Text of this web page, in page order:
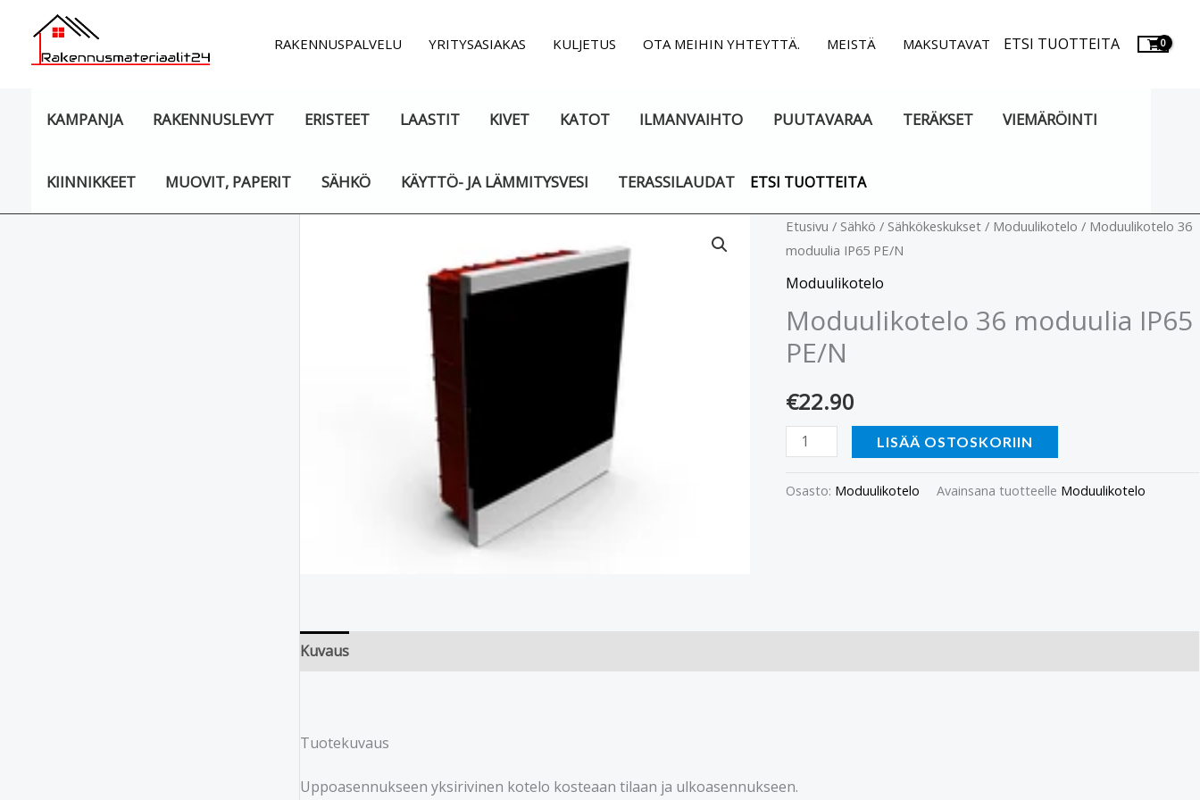
sisältöön
RAKENNUSPALVELU YRITYSASIAKAS KULJETUS OTA MEIHIN YHTEYTTÄ. MEISTÄ MAKSUTAVAT ETSI TUOTTEITA
KAMPANJA RAKENNUSLEVYT ERISTEET LAASTIT KIVET KATOT ILMANVAIHTO PUUTAVARAA TERÄKSET VIEMÄRÖINTI
KIINNIKKEET MUOVIT, PAPERIT SÄHKÖ KÄYTTÖ- JA LÄMMITYSVESI TERASSILAUDAT ETSI TUOTTEITA
Etusivu / Sähkö / Sähkökeskukset/ Moduulikotelo / Moduulikotelo 36
moduulia IP65 PE/N
Moduulikotelo
Moduulikotelo 36 moduulia IP65
PE/N
€22.90
Moduulikotelo
36
moduulia
PE/N
määrä
LISÄÄ OSTOSKORIIN
Osasto: Moduulikotelo Avainsana tuotteelle Moduulikotelo
Kuvaus
Tuotekuvaus
Uppoasennukseen yksirivinen kotelo kosteaan tilaan ja ulkoasennukseen.